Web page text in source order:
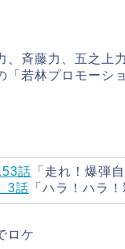
、斉藤力、五之上
「若林プロモーシ
話 「走れ！爆弾
3話 「ハラ！ハラ
ロケ